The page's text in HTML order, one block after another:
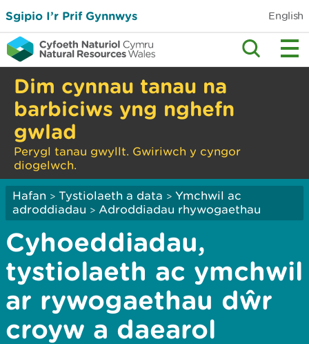
Sgipio I’r Prif Gynnwys English
Dim cynnau tanau na
barbiciws yng nghefn
gwlad
Perygl tanau gwyllt. Gwiriwch y cyngor
diogelwch.
Hafan > Tystiolaeth a data > Ymchwil ac
adroddiadau > Adroddiadau rhywogaethau
Cyhoeddiadau,
tystiolaeth ac ymchwil
ar rywogaethau dŵr
croyw a daearol